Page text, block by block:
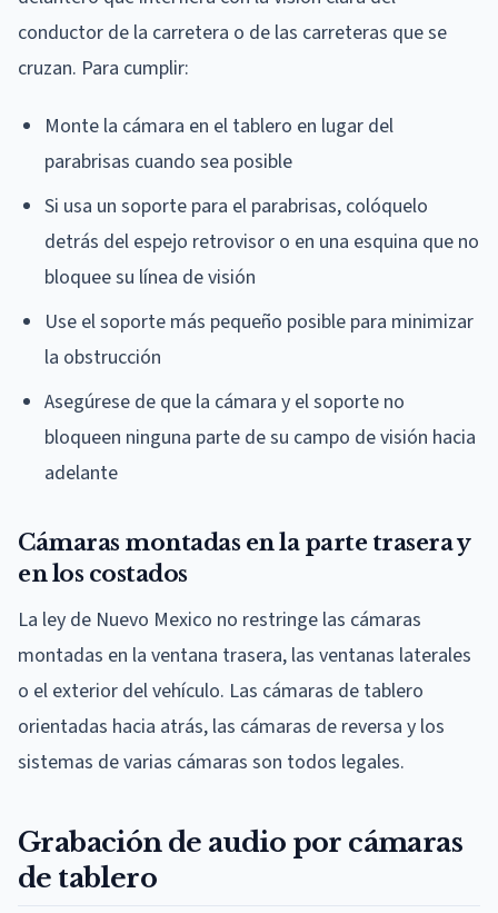
conductor de la carretera o de las carreteras que se
cruzan. Para cumplir:
Monte la cámara en el tablero en lugar del
parabrisas cuando sea posible
Si usa un soporte para el parabrisas, colóquelo
detrás del espejo retrovisor o en una esquina que no
bloquee su línea de visión
Use el soporte más pequeño posible para minimizar
la obstrucción
Asegúrese de que la cámara y el soporte no
bloqueen ninguna parte de su campo de visión hacia
adelante
Cámaras montadas en la parte trasera y
en los costados
La ley de Nuevo Mexico no restringe las cámaras
montadas en la ventana trasera, las ventanas laterales
o el exterior del vehículo. Las cámaras de tablero
orientadas hacia atrás, las cámaras de reversa y los
sistemas de varias cámaras son todos legales.
Grabación de audio por cámaras
de tablero